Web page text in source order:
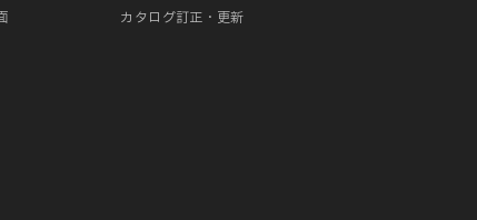
カタログ訂正・更新